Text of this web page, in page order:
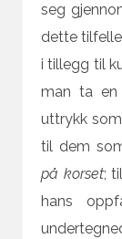
seg
dette
i tillegg til
man ta en
uttrykk
til dem
på korset;
hans